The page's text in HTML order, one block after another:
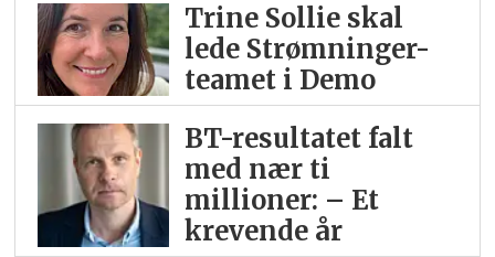
Trine Sollie skal
lede Strømninger-
teamet i Demo
BT-resultatet falt
med nær ti
millioner: – Et
krevende år